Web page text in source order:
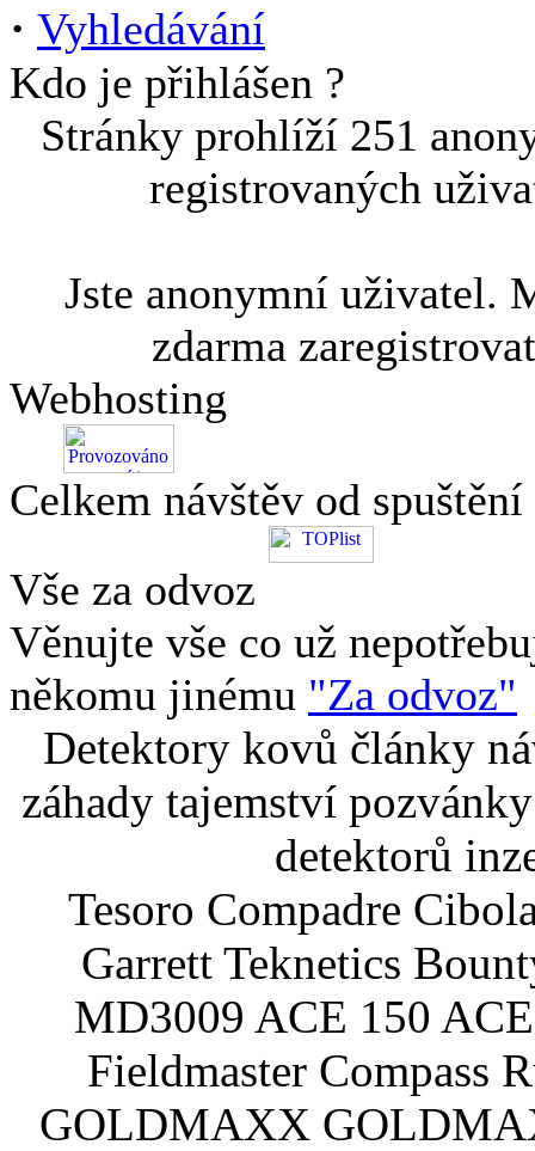
· Vyhledávání
Kdo je přihlášen ?
Stránky prohlíží 251
registrovaných
Jste anonymní uživatel.
zdarma
Webhosting
Celkem návštěv od
Vše za odvoz
Věnujte vše co už
někomu jinému "Za odvoz"
Detektory kovů články
záhady tajemství
detektorů
Tesoro Compadre
Garrett Teknetics
MD3009 ACE 150
Fieldmaster Compass
GOLDMAXX